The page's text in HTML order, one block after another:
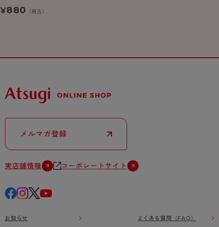
熱タイツ 80デニール
¥880 （税込）
メルマガ登録
実店舗情報 コーポレートサイト
お知らせ よくある質問（FAQ）